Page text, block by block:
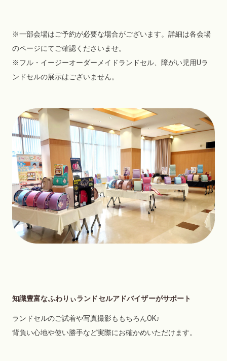
※一部会場はご予約が必要な場合がございます。詳細は各会場
のページにてご確認くださいませ。
※フル・イージーオーダーメイドランドセル、障がい児用Uラ
ンドセルの展示はございません。
知識豊富なふわりぃランドセルアドバイザーがサポート
ランドセルのご試着や写真撮影ももちろんOK♪
背負い心地や使い勝手など実際にお確かめいただけます。